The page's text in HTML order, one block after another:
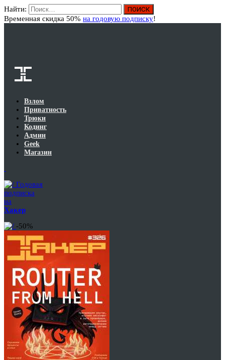
Найти:
Временная скидка 50% на годовую подписку!
Взлом
Приватность
Трюки
Кодинг
Админ
Geek
Магазин
Годовая
подписка
на
Хакер
-50%